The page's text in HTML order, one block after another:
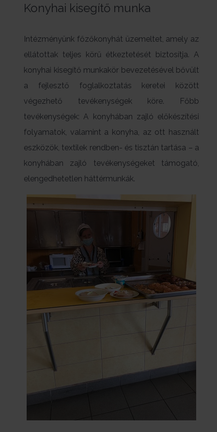
Konyhai kisegítő munka
Intézményünk főzőkonyhát üzemeltet, amely az
ellátottak teljes körű étkeztetését biztosítja. A
konyhai kisegítő munkakör bevezetésével bővült
a fejlesztő foglalkoztatás keretei között
végezhető tevékenységek köre. Főbb
tevékenységek: A konyhában zajló előkészítési
folyamatok, valamint a konyha, az ott használt
eszközök, textilek rendben- és tisztán tartása – a
konyhában zajló tevékenységeket támogató,
elengedhetetlen háttérmunkák.